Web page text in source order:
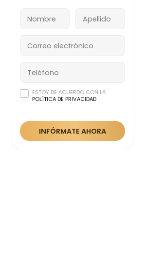
ESTOY DE ACUERDO CON LA
POLÍTICA DE PRIVACIDAD
INFÓRMATE AHORA